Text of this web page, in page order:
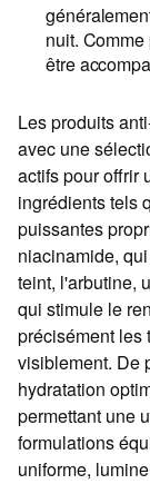
nuit.
être
Les produits
avec une
actifs pour offrir
ingrédients tels
puissantes
niacinamide,
teint, l'arbutine,
qui stimule le
précisément les
visiblement. De
hydratation
permettant une
formulations
uniforme,